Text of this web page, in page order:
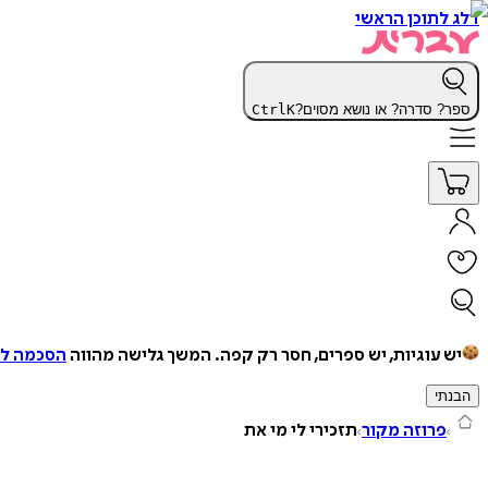
דלג לתוכן הראשי
ספר? סדרה? או נושא מסוים? CtrlK
יש עוגיות, יש ספרים, חסר רק קפה. המשך גלישה מהווה הסכמה
הבנתי
פרוזה מקור תזכירי לי מי את